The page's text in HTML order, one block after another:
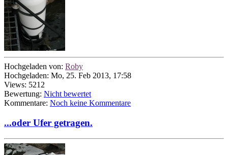
Hochgeladen von: Roby
Hochgeladen: Mo, 25. Feb 2013, 17:58
Views: 5212
Bewertung: Nicht bewertet
Kommentare: Noch keine Kommentare
...oder Ufer getragen.